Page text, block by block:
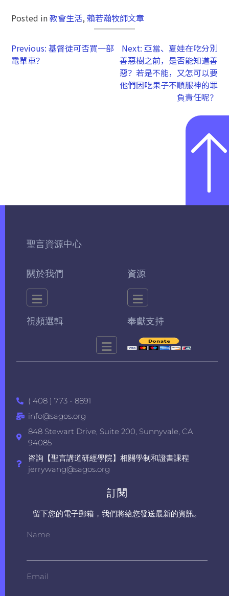
Posted in教會生活, 賴若瀚牧師文章
Previous: 基督徒可否買一部
電單車？
Next: 亞當、夏娃在吃分別
善惡樹之前，是否能知道善
惡？若是不能，又怎可以要
他們因吃果子不順服神的罪
負責任呢？
聖言資源中心
關於我們 資源
視頻選輯 奉獻支持
( 408 ) 773 - 8891
info@sagos.org
848 Stewart Drive, Suite 200, Sunnyvale, CA
94085
咨詢【聖言講道研經學院】相關學制和證書課程
jerrywang@sagos.org
訂閱
留下您的電子郵箱，我們將給您發送最新的資訊。
Name
Email